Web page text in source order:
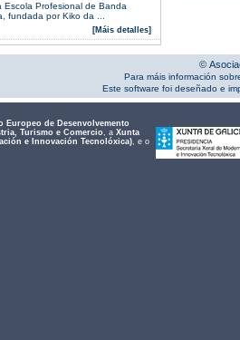
Escola Profesional de Banda
fundada por Kiko da ...
[Máis detalles]
©
Para máis información
Este software foi deseñado e
Europeo de Desenvolvemento
Turismo e Comercio, a Xunta
e Innovación Tecnolóxica), e o